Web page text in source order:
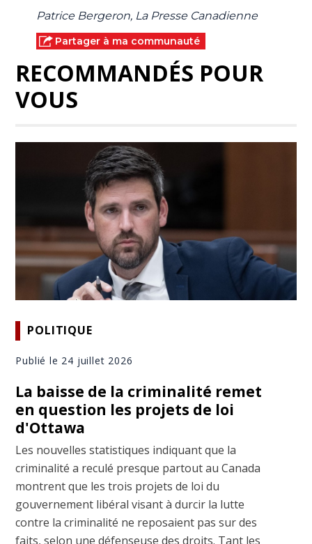
Patrice Bergeron, La Presse Canadienne
Partager à ma communauté
RECOMMANDÉS POUR
VOUS
POLITIQUE
Publié le 24 juillet 2026
La baisse de la criminalité remet
en question les projets de loi
d'Ottawa
Les nouvelles statistiques indiquant que la
criminalité a reculé presque partout au Canada
montrent que les trois projets de loi du
gouvernement libéral visant à durcir la lutte
contre la criminalité ne reposaient pas sur des
faits, selon une défenseuse des droits. Tant les